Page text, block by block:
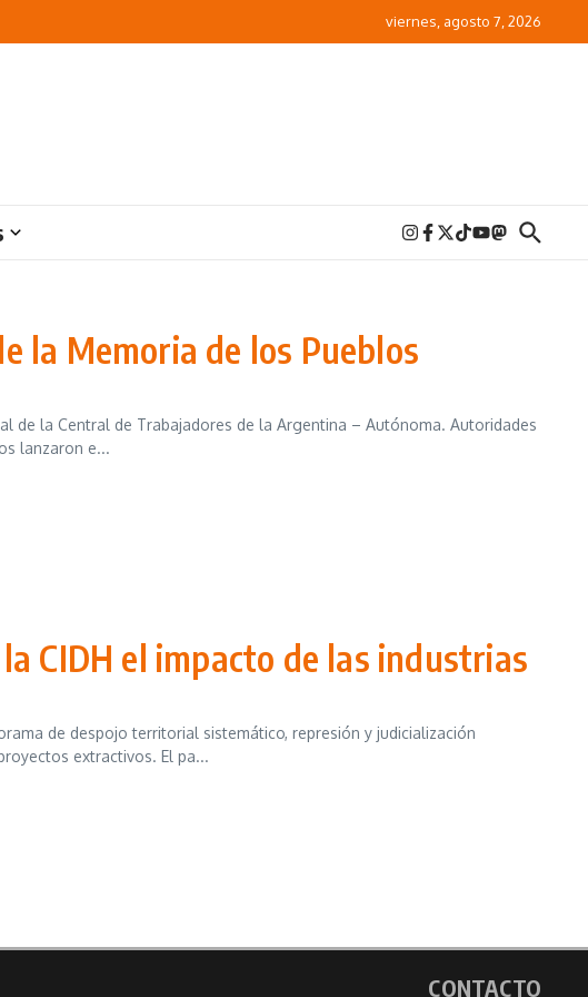
viernes, agosto 7, 2026
la Memoria de los Pueblos
de la Central de Trabajadores de la Argentina – Autónoma. Autoridades
lanzaron e...
CIDH el impacto de las industrias
de despojo territorial sistemático, represión y judicialización
extractivos. El pa...
CONTACTO